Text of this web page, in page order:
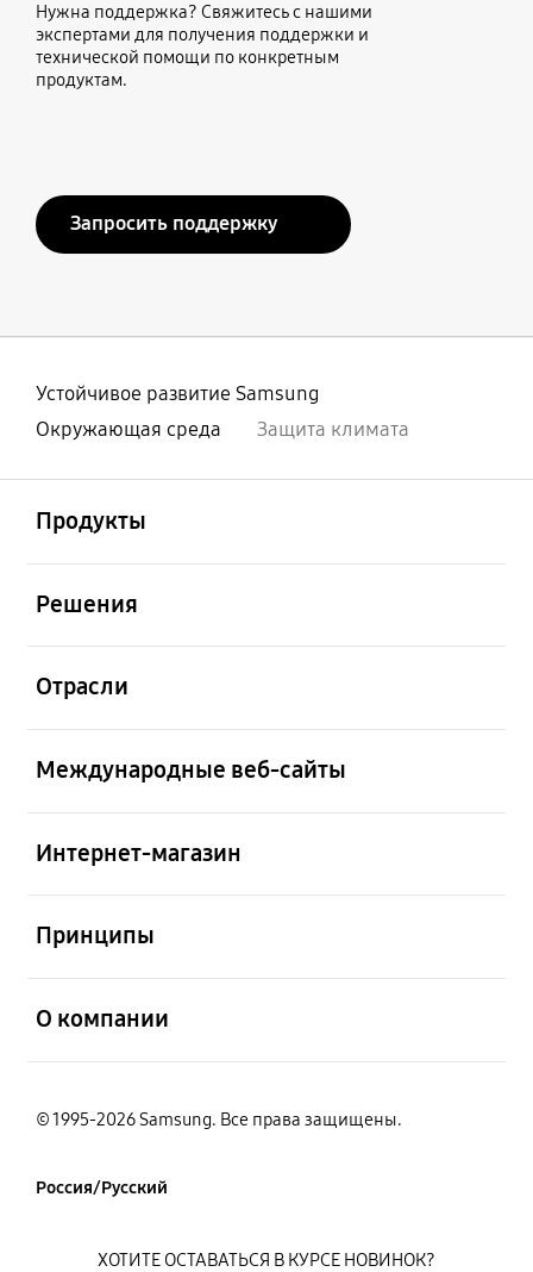
Нужна поддержка? Свяжитесь с нашими
экспертами для получения поддержки и
технической помощи по конкретным
продуктам.
Запросить поддержку
Устойчивое развитие Samsung
Окружающая среда
Защита климата
Продукты
Решения
Отрасли
Международные веб-сайты
Интернет-магазин
Принципы
О компании
© 1995-2026 Samsung. Все права защищены.
Россия/Русский
ХОТИТЕ ОСТАВАТЬСЯ В КУРСЕ НОВИНОК?